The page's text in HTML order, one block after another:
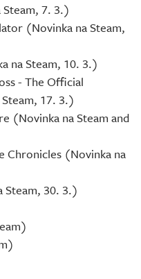
7. 3.)
(Novinka na Steam,
na Steam, 10. 3.)
- The Official
17. 3.)
(Novinka na Steam and
Chronicles (Novinka na
Steam, 30. 3.)